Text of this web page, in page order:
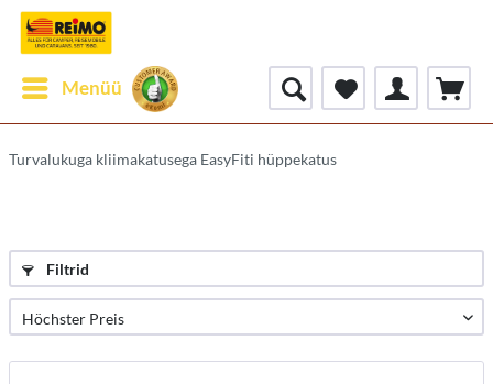
Menüü
Turvalukuga kliimakatusega EasyFiti hüppekatus
Filtrid